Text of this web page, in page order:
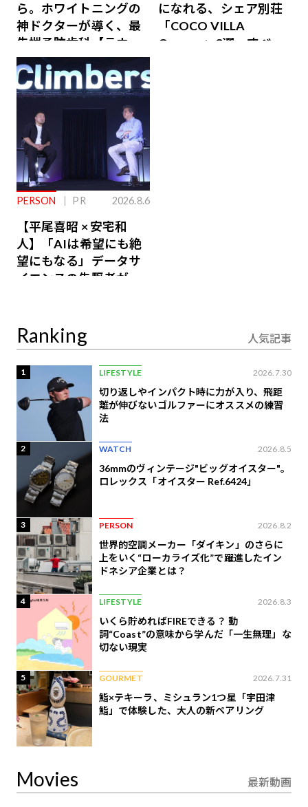
ら。ホワイトニングの
神ドクターが導く、最
先端予防歯科【ラウン
ジ会員特典あり】
になれる、シェア別荘
「COCO VILLA
Owners」3選。すべて
PERSON PR 2026.8.6
【平尾喜昭 × 安宅和
人】「AIは希望にも絶
望にもなる」データサ
イエンスの先駆者が語
Ranking 人気記事
1 LIFESTYLE 2026.7.30
切り返しやインパクト時に力が入り、飛距
離が伸びないゴルファーにオススメの練習
法
2 WATCH 2026.8.5
36mmのヴィンテージ"ビッグオイスター"。
ロレックス「オイスター Ref.6424」
3 PERSON 2026.8.2
世界的空調メーカー「ダイキン」のさらに
上をいく“ローカライズ化”で躍進したイン
ドネシア企業とは？
4 LIFESTYLE 2026.8.3
いくら貯めればFIREできる？ 動
詞“Coast”の意味から学んだ「一生無理」な
切ない現実
5 GOURMET 2026.7.31
鮨×テキーラ、ミシュラン1つ星「宇田津
鮨」で体験した、大人の新ペアリング
Movies 最新動画